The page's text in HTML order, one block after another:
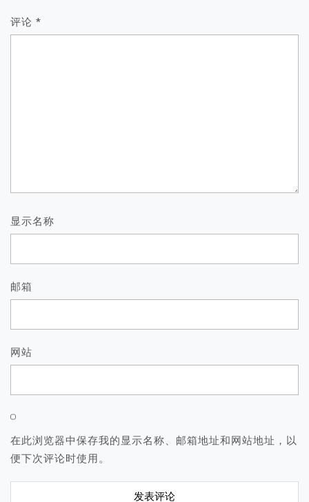
评论 *
显示名称
邮箱
网站
在此浏览器中保存我的显示名称、邮箱地址和网站地址，以
便下次评论时使用。